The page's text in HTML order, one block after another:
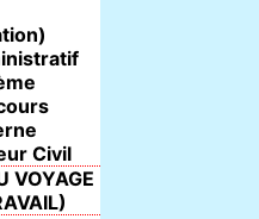
Civil
VOYAGE